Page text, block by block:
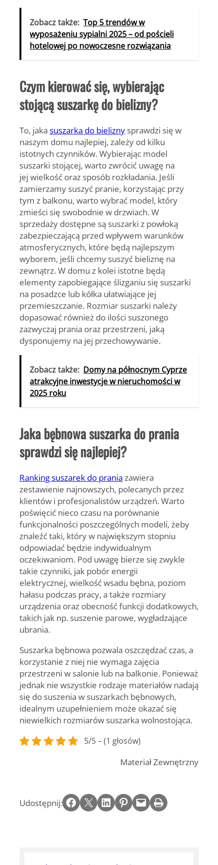
Zobacz także: Top 5 trendów w
wyposażeniu sypialni 2025 – od pościeli
hotelowej po nowoczesne rozwiązania
Czym kierować się, wybierając
stojącą suszarkę do bielizny?
To, jaka suszarka do bielizny sprawdzi się w
naszym domu najlepiej, zależy od kilku
istotnych czynników. Wybierając model
suszarki stojącej, warto zwrócić uwagę na
jej wielkość oraz sposób rozkładania. Jeśli
zamierzamy suszyć pranie, korzystając przy
tym z balkonu, warto wybrać model, który
zmieści się swobodnie w drzwiach. W
sprzedaży dostępne są suszarki z powłoką
zabezpieczającą przed wpływem warunków
atmosferycznych, które będą najlepszym
wyborem, jeśli chcemy suszyć bieliznę na
zewnątrz. W domu z kolei istotne będą
elementyzapobiegające ślizganiu się suszarki
na posadzce lub kółka ułatwiające jej
przemieszczanie. Rozmiar suszarki należy
dopasować również do ilości suszonego
zazwyczaj prania oraz przestrzeni, jaką
dysponujemy na jej przechowywanie.
Zobacz także: Domy na północnym Cyprze
atrakcyjne inwestycje w nieruchomości w
2025 roku
Jaka bębnowa suszarka do prania
sprawdzi się najlepiej?
Ranking suszarek do prania zawiera
zestawienie najnowszych, polecanych przez
klientów i profesjonalistów urządzeń. Warto
poświęcić nieco czasu na porównanie
funkcjonalności poszczególnych modeli, żeby
znaleźć taki, który w największym stopniu
odpowiadać będzie indywidualnym
oczekiwaniom. Pod uwagę bierze się zwykle
takie czynniki, jak pobór energii
elektrycznej, wielkość wsadu bębna, poziom
hałasu podczas pracy, a także rozmiary
urządzenia oraz obecność funkcji dodatkowych,
takich jak np. suszenie parowe, wygładzające
ubrania.
Suszarka bębnowa pozwala oszczędzać czas, a
korzystanie z niej nie wymaga zajęcia
przestrzeni w salonie lub na balkonie. Ponieważ
jednak nie wszystkie rodzaje materiałów nadają
się do suszenia w suszarkach bębnowych,
idealnym uzupełnieniem może okazać się
niewielkich rozmiarów suszarka wolnostojąca.
5/5 – (1 głosów)
Materiał Zewnętrzny
Udostępnij: Share on Facebook Email this Page Share on LinkedIn Share on Pinterest Email this Page Print this Page